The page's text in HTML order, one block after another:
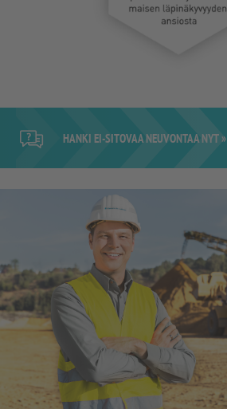
HANKI EI-SITOVAA NEUVONTAA NYT »